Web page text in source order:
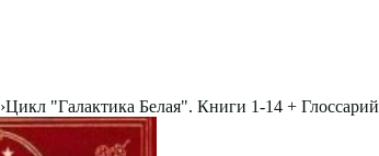
›Цикл "Галактика Белая". Книги 1-14 + Глоссарий